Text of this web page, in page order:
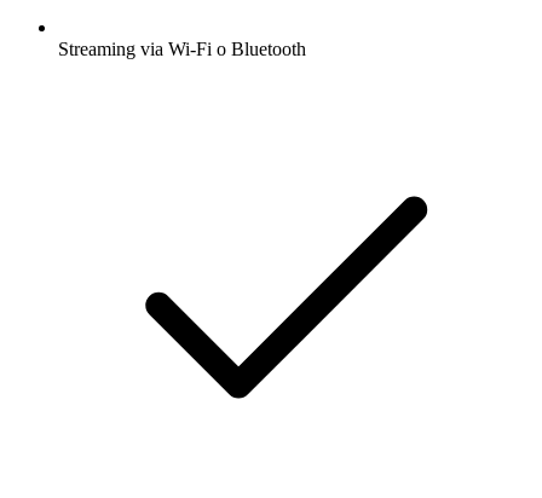
Streaming via Wi-Fi o Bluetooth